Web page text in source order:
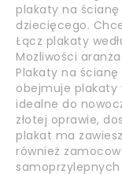
plakaty na
dziecięcego.
Łącz plakaty
Możliwości
Plakaty na
obejmuje plakaty
idealne do
złotej oprawie,
plakat ma
również